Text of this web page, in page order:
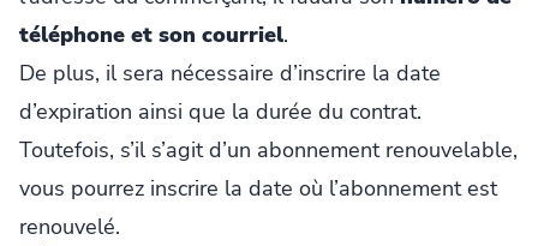
téléphone et son courriel.
De plus, il sera nécessaire d’inscrire la date
d’expiration ainsi que la durée du contrat.
Toutefois, s’il s’agit d’un abonnement renouvelable,
vous pourrez inscrire la date où l’abonnement est
renouvelé.